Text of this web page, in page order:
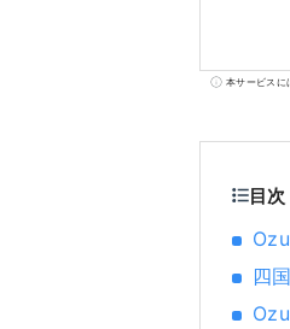
本サービスに
目次
四